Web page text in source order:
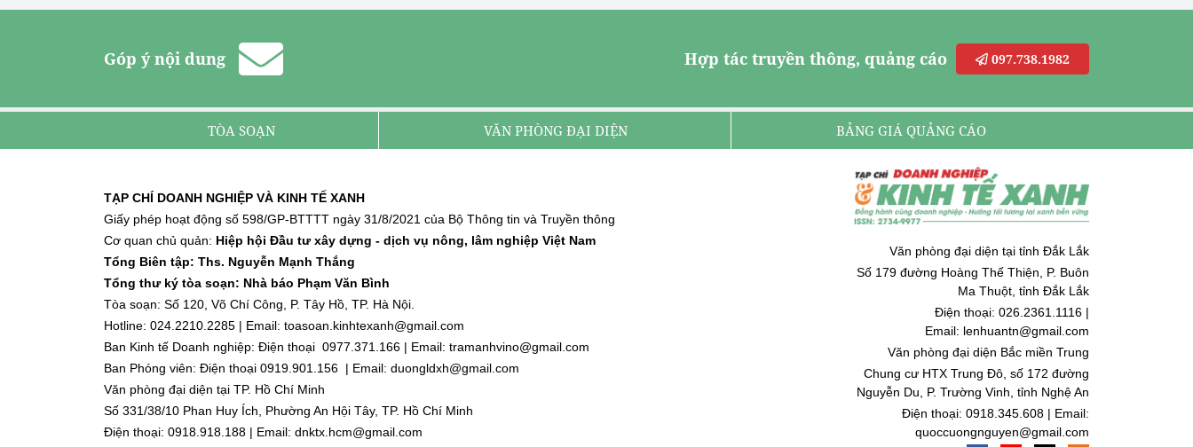
Góp ý nội dung Hợp tác truyền thông, quảng cáo 097.738.1982
TÒA SOẠN VĂN PHÒNG ĐẠI DIỆN BẢNG GIÁ QUẢNG CÁO
TẠP CHÍ DOANH NGHIỆP VÀ KINH TẾ XANH
Giấy phép hoạt động số 598/GP-BTTTT ngày 31/8/2021 của Bộ Thông tin và Truyền thông
Cơ quan chủ quản: Hiệp hội Đầu tư xây dựng - dịch vụ nông, lâm nghiệp Việt Nam
Tổng Biên tập: Ths. Nguyễn Mạnh Thắng
Tổng thư ký tòa soạn: Nhà báo Phạm Văn Bình
Tòa soạn: Số 120, Võ Chí Công, P. Tây Hồ, TP. Hà Nội.
Hotline: 024.2210.2285 | Email: toasoan.kinhtexanh@gmail.com
Ban Kinh tế Doanh nghiệp: Điện thoại 0977.371.166 | Email: tramanhvino@gmail.com
Ban Phóng viên: Điện thoại 0919.901.156 | Email: duongldxh@gmail.com
Văn phòng đại diện tại TP. Hồ Chí Minh
Số 331/38/10 Phan Huy Ích, Phường An Hội Tây, TP. Hồ Chí Minh
Điện thoại: 0918.918.188 | Email: dnktx.hcm@gmail.com
Văn phòng đại diện tại tỉnh Đắk Lắk
Số 179 đường Hoàng Thế Thiện, P. Buôn
Ma Thuột, tỉnh Đắk Lắk
Điện thoại: 026.2361.1116 |
Email: lenhuantn@gmail.com
Văn phòng đại diện Bắc miền Trung
Chung cư HTX Trung Đô, số 172 đường
Nguyễn Du, P. Trường Vinh, tỉnh Nghệ An
Điện thoại: 0918.345.608 | Email:
quoccuongnguyen@gmail.com